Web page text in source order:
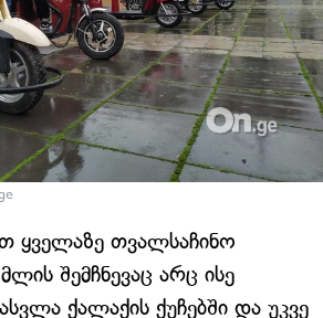
ყველაზე თვალსაჩინო
შემჩნევაც არც ისე
ქალაქის ქუჩებში და უკვე